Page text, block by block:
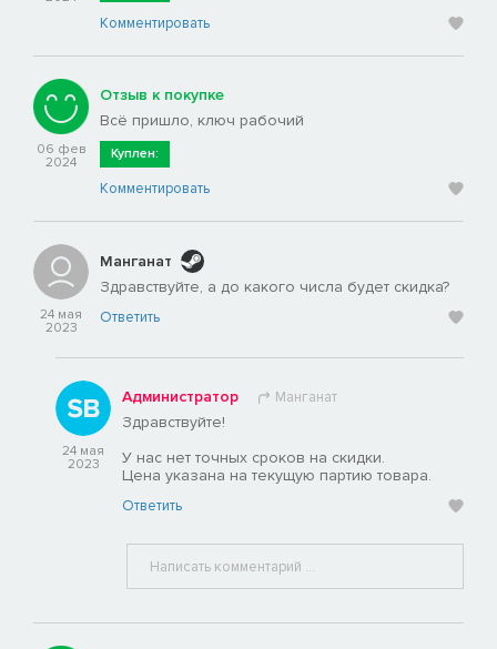
Комментировать
06 фев
2024
Отзыв к покупке
Всё пришло, ключ рабочий
Куплен:
Комментировать
24 мая
2023
Манганат
Здравствуйте, а до какого числа будет скидка?
Ответить
24 мая
2023
Администратор Манганат
Здравствуйте!
У нас нет точных сроков на скидки.
Цена указана на текущую партию товара.
Ответить